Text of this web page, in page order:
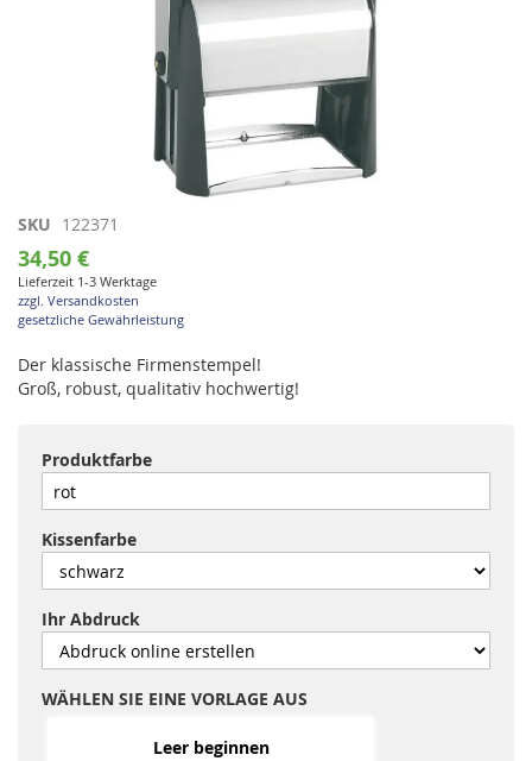
Zum
Anfang
der
Bildgalerie
springen
SKU 122371
34,50 €
Lieferzeit 1-3 Werktage
zzgl. Versandkosten
gesetzliche Gewährleistung
Der klassische Firmenstempel!
Groß, robust, qualitativ hochwertig!
Produktfarbe
Kissenfarbe
Ihr Abdruck
WÄHLEN SIE EINE VORLAGE AUS
Leer beginnen